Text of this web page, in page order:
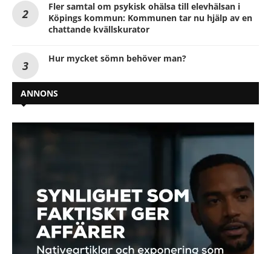
Fler samtal om psykisk ohälsa till elevhälsan i
Köpings kommun: Kommunen tar nu hjälp av en
chattande kvällskurator
Hur mycket sömn behöver man?
ANNONS